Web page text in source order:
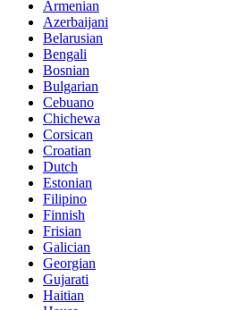
Armenian
Azerbaijani
Belarusian
Bengali
Bosnian
Bulgarian
Cebuano
Chichewa
Corsican
Croatian
Dutch
Estonian
Filipino
Finnish
Frisian
Galician
Georgian
Gujarati
Haitian